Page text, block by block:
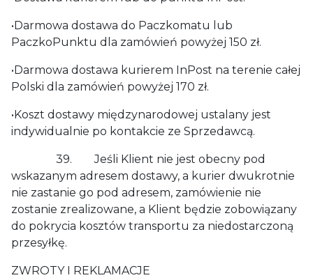
•Darmowa dostawa do Paczkomatu lub
PaczkoPunktu dla zamówień powyżej 150 zł.
•Darmowa dostawa kurierem InPost na terenie całej
Polski dla zamówień powyżej 170 zł.
•Koszt dostawy międzynarodowej ustalany jest
indywidualnie po kontakcie ze Sprzedawcą.
39. Jeśli Klient nie jest obecny pod
wskazanym adresem dostawy, a kurier dwukrotnie
nie zastanie go pod adresem, zamówienie nie
zostanie zrealizowane, a Klient będzie zobowiązany
do pokrycia kosztów transportu za niedostarczoną
przesyłkę.
ZWROTY I REKLAMACJE